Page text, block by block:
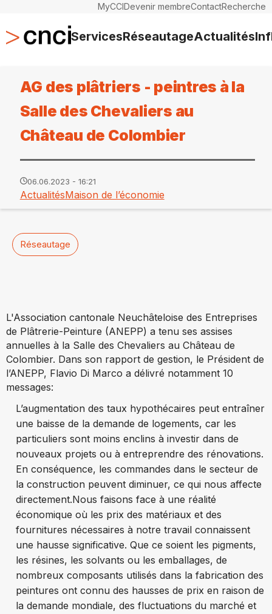
MyCCIDevenir membreContactRecherche
ServicesRéseautageActualités
AG des plâtriers - peintres à la
Salle des Chevaliers au
Château de Colombier
06.06.2023 - 16:21
ActualitésMaison de l’économie
Réseautage
L'Association cantonale Neuchâteloise des Entreprises
de Plâtrerie-Peinture (ANEPP) a tenu ses assises
annuelles à la Salle des Chevaliers au Château de
Colombier. Dans son rapport de gestion, le Président de
l’ANEPP, Flavio Di Marco a délivré notamment 10
messages:
L’augmentation des taux hypothécaires peut entraîner
une baisse de la demande de logements, car les
particuliers sont moins enclins à investir dans de
nouveaux projets ou à entreprendre des rénovations.
En conséquence, les commandes dans le secteur de
la construction peuvent diminuer, ce qui nous affecte
directement.Nous faisons face à une réalité
économique où les prix des matériaux et des
fournitures nécessaires à notre travail connaissent
une hausse significative. Que ce soient les pigments,
les résines, les solvants ou les emballages, de
nombreux composants utilisés dans la fabrication des
peintures ont connu des hausses de prix en raison de
la demande mondiale, des fluctuations du marché et